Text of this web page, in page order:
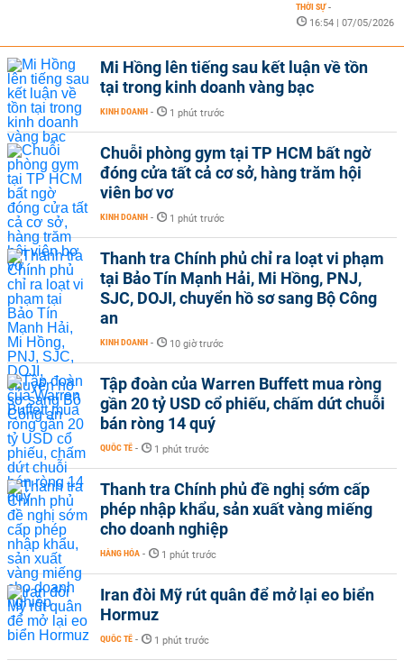
THỜI SỰ -
16:54 | 07/05/2026
Mi Hồng lên tiếng sau kết luận về tồn
tại trong kinh doanh vàng bạc
KINH DOANH - 1 phút trước
Chuỗi phòng gym tại TP HCM bất ngờ
đóng cửa tất cả cơ sở, hàng trăm hội
viên bơ vơ
KINH DOANH - 1 phút trước
Thanh tra Chính phủ chỉ ra loạt vi phạm
tại Bảo Tín Mạnh Hải, Mi Hồng, PNJ,
SJC, DOJI, chuyển hồ sơ sang Bộ Công
an
KINH DOANH - 10 giờ trước
Tập đoàn của Warren Buffett mua ròng
gần 20 tỷ USD cổ phiếu, chấm dứt chuỗi
bán ròng 14 quý
QUỐC TẾ - 1 phút trước
Thanh tra Chính phủ đề nghị sớm cấp
phép nhập khẩu, sản xuất vàng miếng
cho doanh nghiệp
HÀNG HÓA - 1 phút trước
Iran đòi Mỹ rút quân để mở lại eo biển
Hormuz
QUỐC TẾ - 1 phút trước